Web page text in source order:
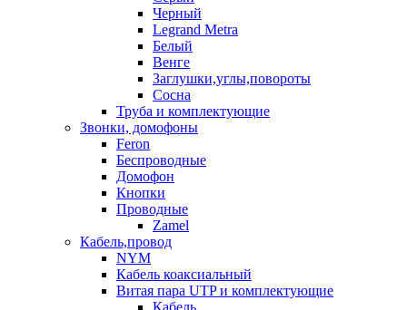
Черный
Legrand Metra
Белый
Венге
Заглушки,углы,повороты
Сосна
Труба и комплектующие
Звонки, домофоны
Feron
Беспроводные
Домофон
Кнопки
Проводные
Zamel
Кабель,провод
NYM
Кабель коаксиальный
Витая пара UTP и комплектующие
Кабель